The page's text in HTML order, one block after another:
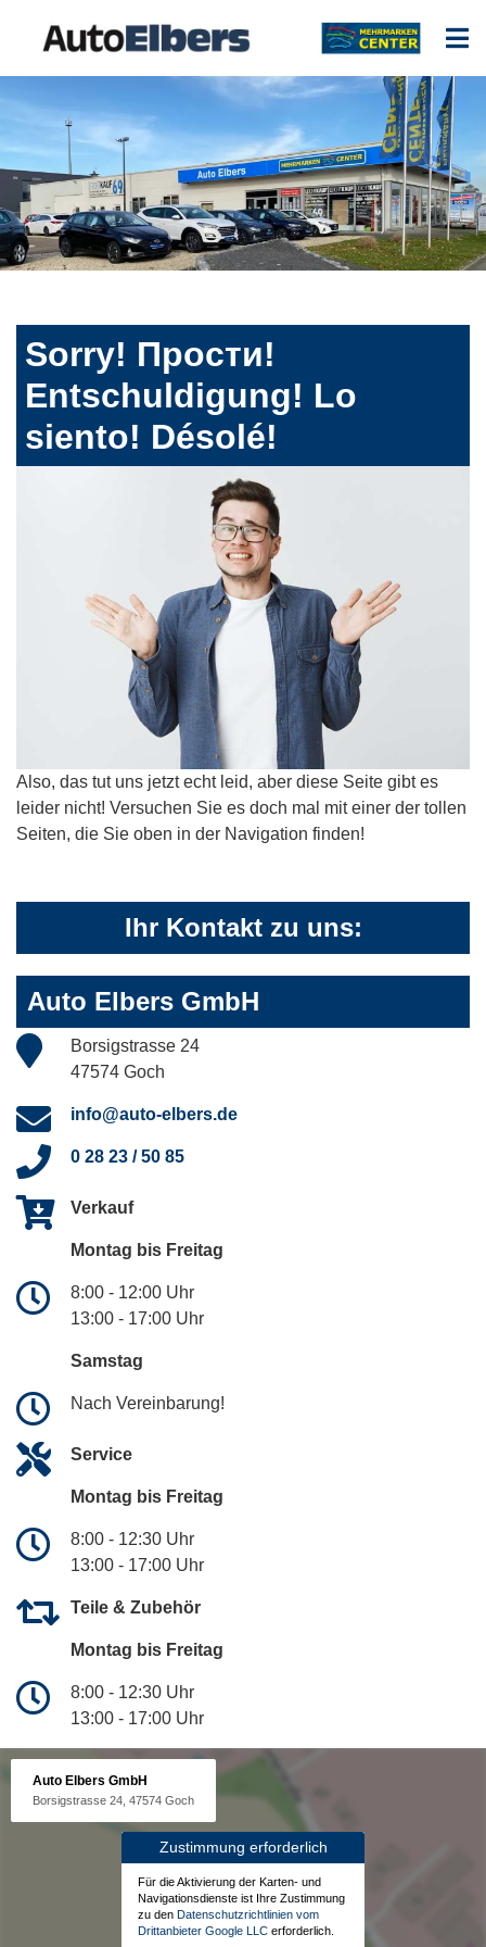
Sorry! Прости!
Entschuldigung! Lo
siento! Désolé!
Also, das tut uns jetzt echt leid, aber diese Seite gibt es
leider nicht! Versuchen Sie es doch mal mit einer der tollen
Seiten, die Sie oben in der Navigation finden!
Ihr Kontakt zu uns:
Auto Elbers GmbH
Borsigstrasse 24
47574 Goch
info@auto-elbers.de
0 28 23 / 50 85
Verkauf
Montag bis Freitag
8:00 - 12:00 Uhr
13:00 - 17:00 Uhr
Samstag
Nach Vereinbarung!
Service
Montag bis Freitag
8:00 - 12:30 Uhr
13:00 - 17:00 Uhr
Teile & Zubehör
Montag bis Freitag
8:00 - 12:30 Uhr
13:00 - 17:00 Uhr
Auto Elbers GmbH
Borsigstrasse 24, 47574 Goch
Zustimmung erforderlich
Für die Aktivierung der Karten- und
Navigationsdienste ist Ihre Zustimmung
zu den Datenschutzrichtlinien vom
Drittanbieter Google LLC erforderlich.